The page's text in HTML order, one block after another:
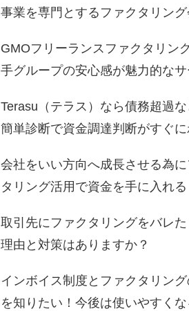
事業を専門とするファクタリン
GMOフリーランスファクタリン
手グループの安心感が魅力的なサ
Terasu（テラス）なら債務超過
簡単診断で資金調達判断がすぐに
会社をいい方向へ成長させる為に
タリング活用で資金を手に入れる
取引先にファクタリングをバレ
理由と対策はありますか？
インボイス制度とファクタリン
を知りたい！今後は使いやすくな